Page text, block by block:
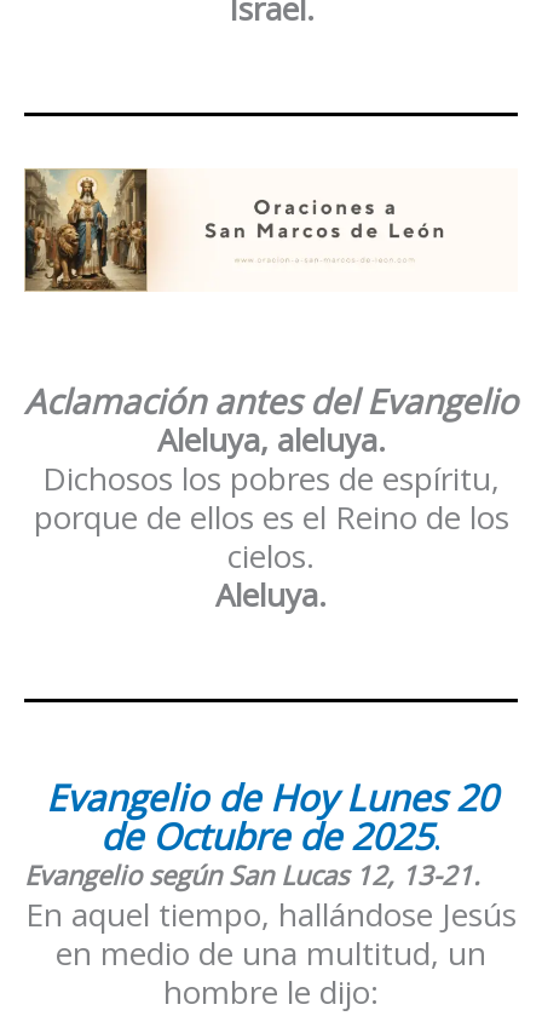
Aclamación antes del Evangelio
Aleluya, aleluya.
Dichosos los pobres de espíritu,
porque de ellos es el Reino de los
cielos.
Aleluya.
Evangelio de Hoy Lunes 20
de Octubre de 2025.
Evangelio según San Lucas 12, 13-21.
En aquel tiempo, hallándose Jesús
en medio de una multitud, un
hombre le dijo: